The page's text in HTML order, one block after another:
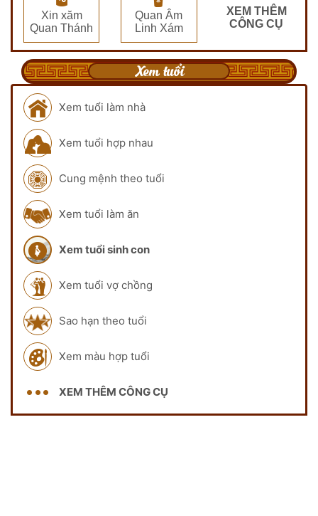
Xin xăm
Quan Thánh
Quan Âm
Linh Xám
XEM THÊM
CÔNG CỤ
Xem tuổi
Xem tuổi làm nhà
Xem tuổi hợp nhau
Cung mệnh theo tuổi
Xem tuổi làm ăn
Xem tuổi sinh con
Xem tuổi vợ chồng
Sao hạn theo tuổi
Xem màu hợp tuổi
XEM THÊM CÔNG CỤ